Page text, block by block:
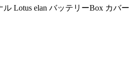
Lotus elan バッテリーBox カバー